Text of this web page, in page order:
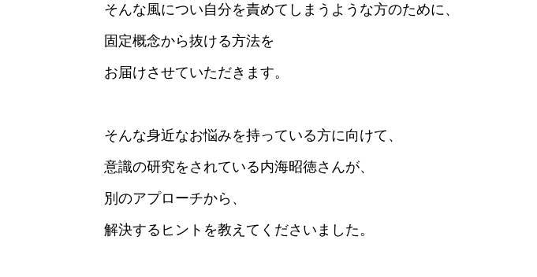
そんな風につい自分を責めてしまうような方のために、
固定概念から抜ける方法を
お届けさせていただきます。
そんな身近なお悩みを持っている方に向けて、
意識の研究をされている内海昭徳さんが、
別のアプローチから、
解決するヒントを教えてくださいました。